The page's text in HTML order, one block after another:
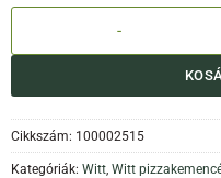
Witt eGNITE Control 13"
Cikkszám: 100002515
Kategóriák: Witt Witt